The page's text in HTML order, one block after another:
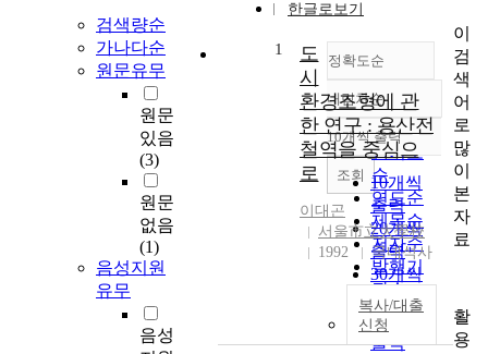
검색량순
가나다순
원문유무
원문
있음
(3)
원문
없음
(1)
음성지원
유무
음성
한글로보기
정확도순
정확도
순
인기도
순
연도순
제목순
저자순
발행기
관순
내림차순
내림차순
10개씩 출력
10개씩
출력
20개씩
출력
30개씩
출력
50개씩
출력
조회
1
도
시
환경조형에 관
한 연구 : 용산전
철역을 중심으
로
이대곤
서울市立大學校
1992
국내석사
복사/대출
신청
이
검
색
어
로
많
이
본
자
료
활
용